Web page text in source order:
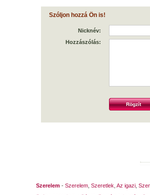
Szóljon hozzá Ön is!
Nicknév:
Hozzászólás:
Szerelem - Szerelem Szeretlek Az igazi